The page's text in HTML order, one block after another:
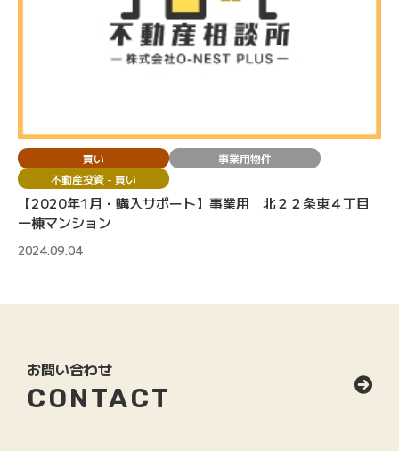
買い
事業用物件
不動産投資 - 買い
【2020年1月・購入サポート】事業用 北２２条東４丁目
一棟マンション
2024.09.04
お問い合わせ
CONTACT